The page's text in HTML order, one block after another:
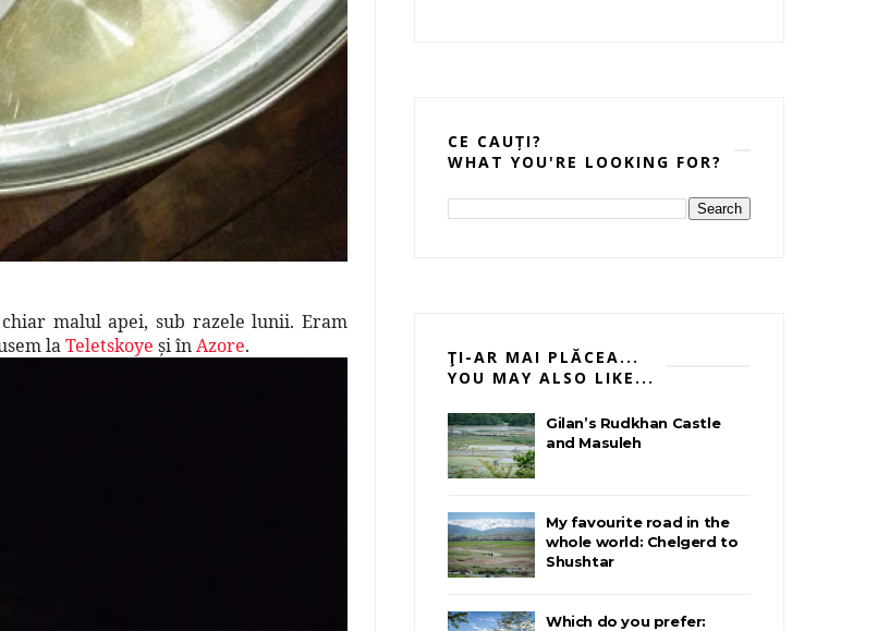
malul apei, sub razele lunii. Eram
laTeletskoye şi înAzore.
CE CAUȚI?
WHAT YOU'RE LOOKING FOR?
ŢI-AR MAI PLĂCEA...
YOU MAY ALSO LIKE...
Gilan’s Rudkhan Castle
and Masuleh
My favourite road in the
whole world: Chelgerd to
Shushtar
Which do you prefer: